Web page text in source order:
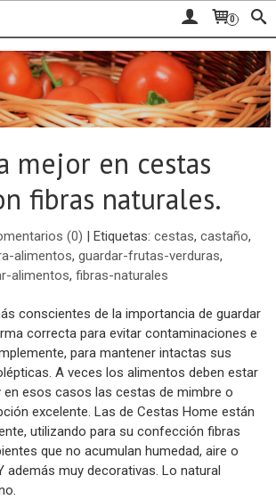
0
mejor en cestas
fibras naturales.
(0) | Etiquetas: cestas, castaño,
alimentos, guardar-frutas-verduras,
alimentos, fibras-naturales
conscientes de la importancia de guardar
correcta para evitar contaminaciones e
para mantener intactas sus
A veces los alimentos deben estar
en esos casos las cestas de mimbre o
excelente. Las de Cestas Home están
utilizando para su confección fibras
que no acumulan humedad, aire o
además muy decorativas. Lo natural